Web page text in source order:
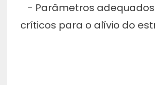
- Parâmetros
críticos para o alívio do